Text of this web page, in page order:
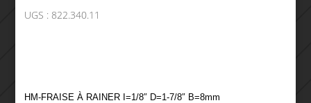
UGS : 822.340.11
HM-FRAISE À RAINER I=1/8″ D=1-7/8″ B=8mm